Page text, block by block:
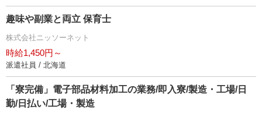
趣味や副業と両立 保育士
株式会社ニッソーネット
時給1,450円～
派遣社員 / 北海道
「寮完備」電子部品材料加工の業務/即入寮/製造・工場/日
勤/日払い/工場・製造